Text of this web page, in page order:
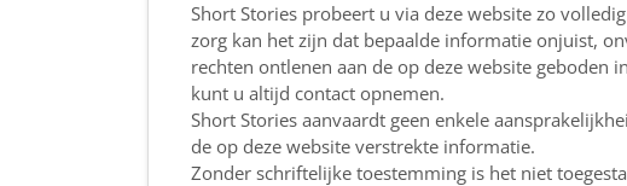
Short Stories probeert u via deze website zo
zorg kan het zijn dat bepaalde informatie onjuist,
rechten ontlenen aan de op deze website geboden
kunt u altijd contact opnemen.
Short Stories aanvaardt geen enkele
de op deze website verstrekte informatie.
Zonder schriftelijke toestemming is het niet